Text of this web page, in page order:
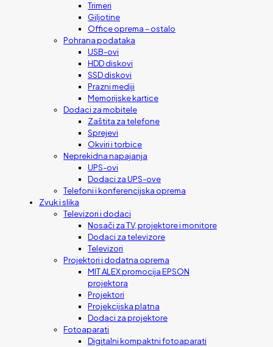
Trimeri
Giljotine
Office oprema – ostalo
Pohrana podataka
USB-ovi
HDD diskovi
SSD diskovi
Prazni mediji
Memorijske kartice
Dodaci za mobitele
Zaštita za telefone
Sprejevi
Okviri i torbice
Neprekidna napajanja
UPS-ovi
Dodaci za UPS-ove
Telefoni i konferencijska oprema
Zvuk i slika
Televizori i dodaci
Nosači za TV, projektore i monitore
Dodaci za televizore
Televizori
Projektori i dodatna oprema
MIT ALEX promocija EPSON
projektora
Projektori
Projekcijska platna
Dodaci za projektore
Fotoaparati
Digitalni kompaktni fotoaparati